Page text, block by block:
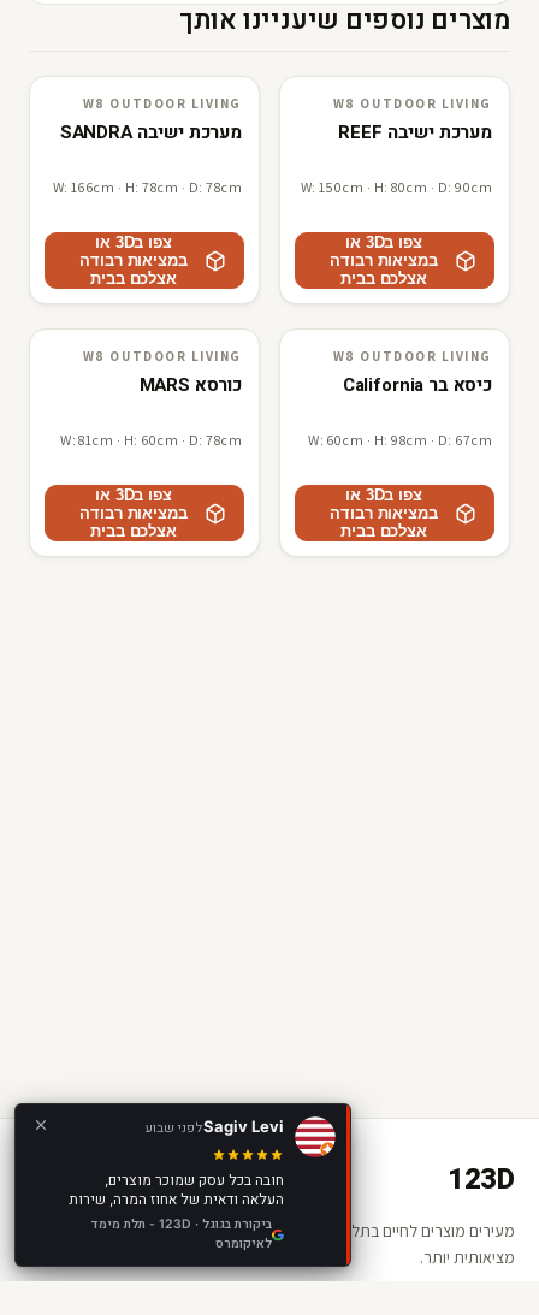
מוצרים נוספים שיעניינו אותך
3D · AR
W8 outdoor living
W8 OUTDOOR LIVING
מערכת ישיבה REEF
W: 150cm · H: 80cm · D: 90cm
צפו ב3D או
במציאות רבודה
אצלכם בבית
3D · AR
W8 outdoor living
W8 OUTDOOR LIVING
מערכת ישיבה SANDRA
W: 166cm · H: 78cm · D: 78cm
צפו ב3D או
במציאות רבודה
אצלכם בבית
3D · AR
W8 outdoor living
W8 OUTDOOR LIVING
כיסא בר California
W: 60cm · H: 98cm · D: 67cm
צפו ב3D או
במציאות רבודה
אצלכם בבית
3D · AR
W8 outdoor living
W8 OUTDOOR LIVING
כורסא MARS
W: 81cm · H: 60cm · D: 78cm
צפו ב3D או
במציאות רבודה
אצלכם בבית
123D
מעירים מוצרים לחיים בתלת מימד ומציאות רבודה. החנות שלכם —
מציאותית יותר.
Sagiv Leviלפני שבוע
חובה בכל עסק שמוכר מוצרים,
העלאה ודאית של אחוז המרה, שירות
מצוין, מוצר מצוין, מומלץ בחום!
ביקורת בגוגל · 123D - תלת מימד
לאיקומרס